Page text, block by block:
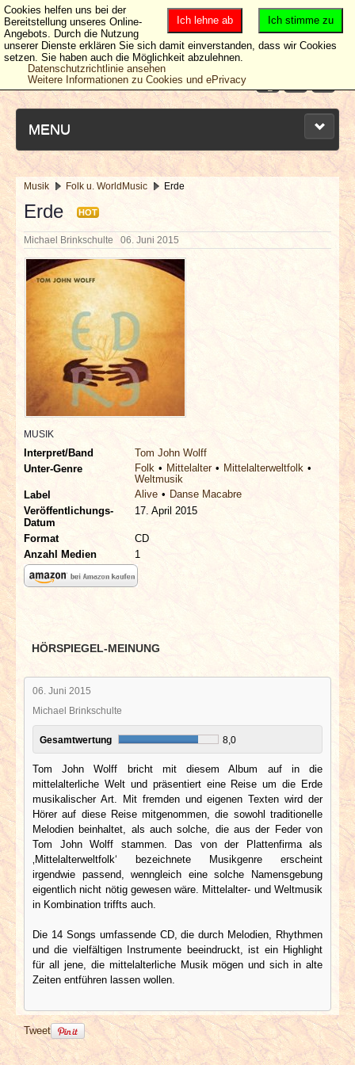
MENU
NEUESTE ARTIKEL
NEWS & DATES
BERICHTE
VERLOSUNGEN
INTERVIEWS
SPECIALS
REDAKTION
LINKS
ARCHIV
Musik Folk u. WorldMusic Erde
Erde HOT
Michael Brinkschulte 06. Juni 2015
MUSIK
Interpret/Band
Tom John Wolff
Unter-Genre
Folk Mittelalter
Mittelalterweltfolk
Weltmusik
Label
Alive
Danse Macabre
Veröffentlichungs-
Datum
17. April 2015
Format
CD
Anzahl Medien
1
HÖRSPIEGEL-MEINUNG
06. Juni 2015
Michael Brinkschulte
Gesamtwertung 8,0
Tom John Wolff bricht mit diesem Album auf in die
mittelalterliche Welt und präsentiert eine Reise um die Erde
musikalischer Art. Mit fremden und eigenen Texten wird der
Hörer auf diese Reise mitgenommen, die sowohl traditionelle
Melodien beinhaltet, als auch solche, die aus der Feder von
Tom John Wolff stammen. Das von der Plattenfirma als
‚Mittelalterweltfolk‘ bezeichnete Musikgenre erscheint
irgendwie passend, wenngleich eine solche Namensgebung
eigentlich nicht nötig gewesen wäre. Mittelalter- und Weltmusik
in Kombination triffts auch.
Die 14 Songs umfassende CD, die durch Melodien, Rhythmen
und die vielfältigen Instrumente beeindruckt, ist ein Highlight
für all jene, die mittelalterliche Musik mögen und sich in alte
Zeiten entführen lassen wollen.
Tweet
Ich stimme zu
Ich lehne ab
Cookies helfen uns bei der
Bereitstellung unseres Online-
Angebots. Durch die Nutzung
unserer Dienste erklären Sie sich damit einverstanden, dass wir Cookies
setzen. Sie haben auch die Möglichkeit abzulehnen.
Datenschutzrichtlinie ansehen
Weitere Informationen zu Cookies und ePrivacy